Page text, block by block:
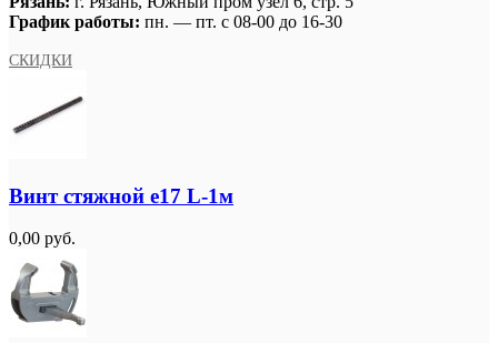
График работы: пн. — пт. с 08-00 до 16-30
СКИДКИ
Винт стяжной e17 L-1м
0,00 руб.